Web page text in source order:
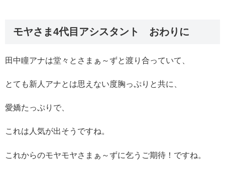
モヤさま4代目アシスタント おわりに
田中瞳アナは堂々とさまぁ～ずと渡り合っていて、
とても新人アナとは思えない度胸っぷりと共に、
愛嬌たっぷりで、
これは人気が出そうですね。
これからのモヤモヤさまぁ～ずに乞うご期待！ですね。